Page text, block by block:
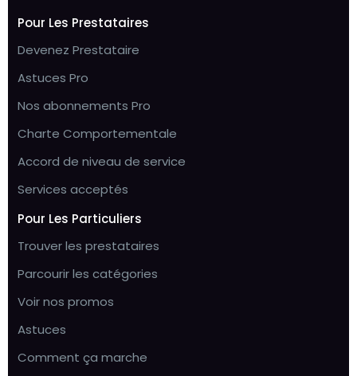
Pour Les Prestataires
Devenez Prestataire
Astuces Pro
Nos abonnements Pro
Charte Comportementale
Accord de niveau de service
Services acceptés
Pour Les Particuliers
Trouver les prestataires
Parcourir les catégories
Voir nos promos
Astuces
Comment ça marche